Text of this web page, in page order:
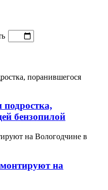
подростка,
бензопилой
на